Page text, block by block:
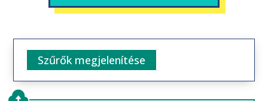
Szűrők megjelenítése